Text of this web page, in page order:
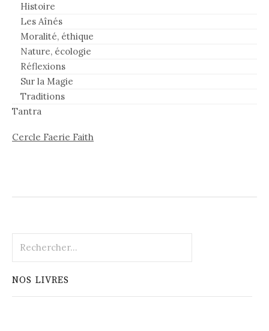
Histoire
Les Aînés
Moralité, éthique
Nature, écologie
Réflexions
Sur la Magie
Traditions
Tantra
Cercle Faerie Faith
NOS LIVRES